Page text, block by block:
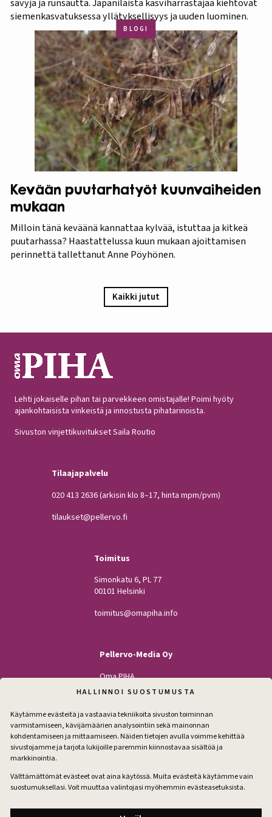
HALLINNOI SUOSTUMUSTA
Käytämme evästeitä ja vastaavia tekniikoita sivuston toiminnan
varmistamiseen, kävijämäärien analysointiin sekä mainonnan
kohdentamiseen ja mittaamiseen. Näiden tietojen avulla voimme kehittää
sivustojamme ja tarjota lukijoille paremmin kiinnostavaa sisältöä ja
markkinointia.
Välttämättömät evästeet ovat aina käytössä. Muita evästeitä käytämme vain
suostumuksellasi. Voit muuttaa valintojasi myöhemmin evästeasetuksista.
siemenkasvatuksessa yllätyksellisyys ja uuden luominen.
BLOGI
Kevään puutarhatyöt kuunvaiheiden
mukaan
Milloin tänä keväänä kannattaa kylvää, istuttaa ja kitkeä
puutarhassa? Haastattelussa kuun mukaan ajoittamisen
perinnettä tallettanut Anne Pöyhönen.
Kaikki jutut
Lehti jokaiselle pihan tai parvekkeen omistajalle! Poimi hyöty
ajankohtaisista vinkeistä ja innostusta pihatarinoista.
Sivuston vinjettikuvitukset Saila Routio
Tilaajapalvelu
020 413 2636(arkisin klo 8–17, hinta mpm/pvm)
tilaukset@pellervo.fi
Toimitus
Simonkatu 6, PL 77
00101 Helsinki
toimitus@omapiha.info
Pellervo-Media Oy
Oma PIHA
Kodin Pellervo
Maatilan Pellervo
Facebook
Instagram